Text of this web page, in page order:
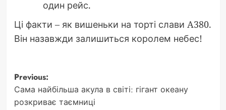
один рейс.
Ці факти – як вишеньки на торті слави A380.
Він назавжди залишиться королем небес!
Post
navigation
Previous:
Сама найбільша акула в світі: гігант океану
розкриває таємниці